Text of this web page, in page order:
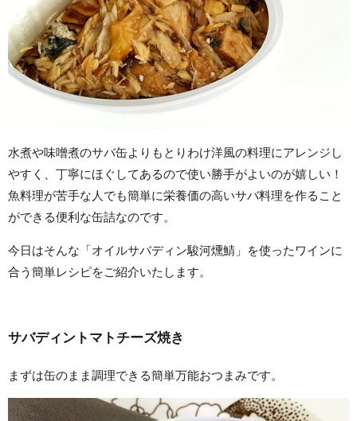
水煮や味噌煮のサバ缶よりもとりわけ洋風の料理にアレンジし
やすく、丁寧にほぐしてあるので使い勝手がよいのが嬉しい！
魚料理が苦手な人でも簡単に栄養価の高いサバ料理を作ること
ができる便利な缶詰なのです。
今日はそんな「オイルサバディン駿河燻鯖」を使ったワインに
合う簡単レシピをご紹介いたします。
サバディントマトチーズ焼き
まずは缶のまま調理できる簡単万能おつまみです。